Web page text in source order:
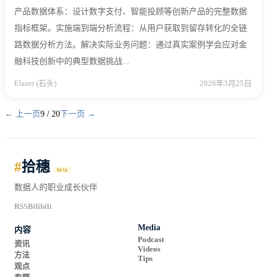
产品数据体系：设计数字支付、智能投顾等创新产品的完整数据
指标框架。实施端到端分析流程：从用户获取到留存转化的全链
路数据分析方法。解决实际业务问题：通过真实案例学会应对金
融科技创新中的典型数据挑战...
Elazer (石头) 2026年3月25日
← 上一页9 / 20下一页 →
#拾穗 beta
数据人的职业成长伙伴
RSSBilibili
内容
资讯
方法
观点
Media
Podcast
Videos
Tips